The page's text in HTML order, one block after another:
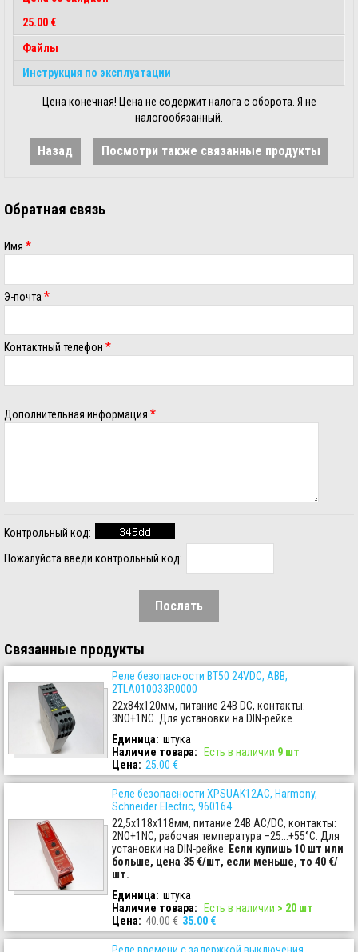
25.00 €
Файлы
Инструкция по эксплуатации
Цена конечная! Цена не содержит налога с оборота. Я не
налогообязанный.
Назад Посмотри также связанные продукты
Обратная связь
Имя *
Э-почта *
Контактный телефон *
Дополнительная информация *
Контрольный код:
Пожалуйста введи контрольный код:
Связанные продукты
Реле безопасности BT50 24VDC, ABB,
2TLA010033R0000
22x84x120мм, питание 24В DC, контакты:
3NO+1NC. Для установки на DIN-рейке.
Единица: штука
Наличие товара: Есть в наличии 9 шт
Цена: 25.00 €
Реле безопасности XPSUAK12AC, Harmony,
Schneider Electric, 960164
22,5x118x118мм, питание 24В AC/DC, контакты:
2NO+1NC, рабочая температура –25...+55°C. Для
установки на DIN-рейке.
Если купишь 10 шт или
больше, цена 35 €/шт, если меньше, то 40 €/
шт.
Единица: штука
Наличие товара: Есть в наличии > 20 шт
Цена: 40.00 € 35.00 €